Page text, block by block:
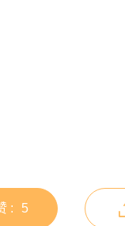
: 5